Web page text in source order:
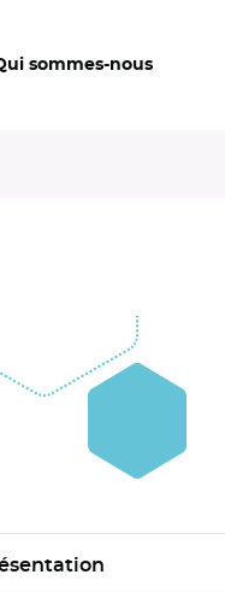
sommes-nous